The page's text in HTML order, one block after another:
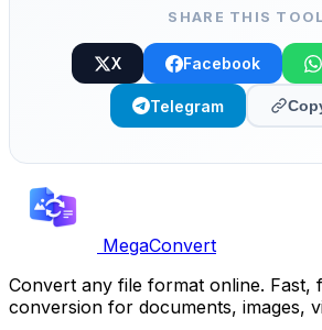
SHARE THIS TOOL
X Facebook
Telegram
MegaConvert
Convert any file format online. Fast,
conversion for documents, images,